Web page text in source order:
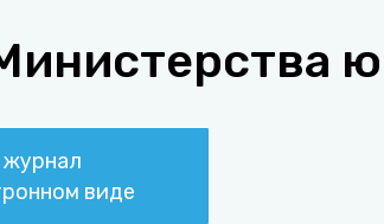
журнал
виде